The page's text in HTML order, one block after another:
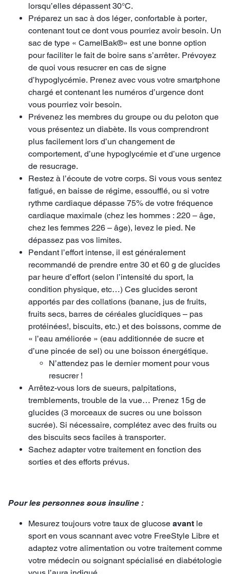
lorsqu’elles dépassent 30°C.
Préparez un sac à dos léger, confortable à porter,
contenant tout ce dont vous pourriez avoir besoin. Un
sac de type « CamelBak®» est une bonne option
pour faciliter le fait de boire sans s’arrêter. Prévoyez
de quoi vous resucrer en cas de signe
d’hypoglycémie. Prenez avec vous votre smartphone
chargé et contenant les numéros d’urgence dont
vous pourriez voir besoin.
Prévenez les membres du groupe ou du peloton que
vous présentez un diabète. Ils vous comprendront
plus facilement lors d’un changement de
comportement, d’une hypoglycémie et d’une urgence
de resucrage.
Restez à l’écoute de votre corps. Si vous vous sentez
fatigué, en baisse de régime, essoufflé, ou si votre
rythme cardiaque dépasse 75% de votre fréquence
cardiaque maximale (chez les hommes : 220 – âge,
chez les femmes 226 – âge), levez le pied. Ne
dépassez pas vos limites.
Pendant l’effort intense, il est généralement
recommandé de prendre entre 30 et 60 g de glucides
par heure d’effort (selon l’intensité du sport, la
condition physique, etc…) Ces glucides seront
apportés par des collations (banane, jus de fruits,
fruits secs, barres de céréales glucidiques – pas
protéinées!, biscuits, etc.) et des boissons, comme de
« l’eau améliorée » (eau additionnée de sucre et
d’une pincée de sel) ou une boisson énergétique.
N’attendez pas le dernier moment pour vous
resucrer !
Arrêtez-vous lors de sueurs, palpitations,
tremblements, trouble de la vue… Prenez 15g de
glucides (3 morceaux de sucres ou une boisson
sucrée). Si nécessaire, complétez avec des fruits ou
des biscuits secs faciles à transporter.
Sachez adapter votre traitement en fonction des
sorties et des efforts prévus.
Pour les personnes sous insuline :
Mesurez toujours votre taux de glucose avant le
sport en vous scannant avec votre FreeStyle Libre et
adaptez votre alimentation ou votre traitement comme
votre médecin ou soignant spécialisé en diabétologie